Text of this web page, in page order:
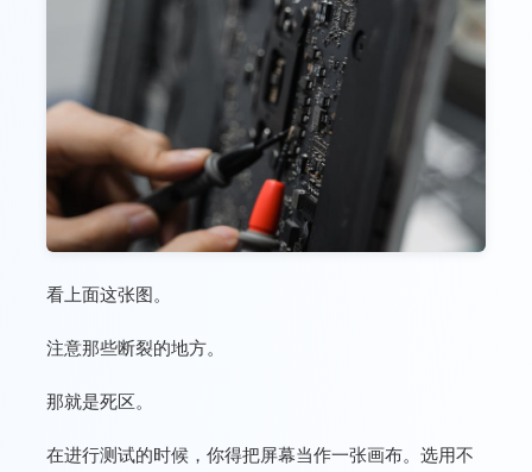
看上面这张图。
注意那些断裂的地方。
那就是死区。
在进行测试的时候，你得把屏幕当作一张画布。选用不